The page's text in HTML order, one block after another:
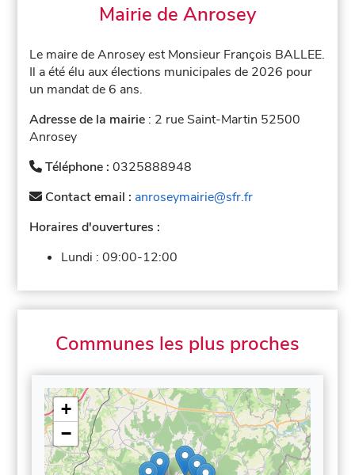
Mairie de Anrosey
Le maire de Anrosey est Monsieur François BALLEE.
Il a été élu aux élections municipales de 2026 pour
un mandat de 6 ans.
Adresse de la mairie : 2 rue Saint-Martin 52500
Anrosey
Téléphone :0325888948
Contact email : anroseymairie@sfr.fr
Horaires d'ouvertures :
Lundi :09:00-12:00
Communes les plus proches
+
−